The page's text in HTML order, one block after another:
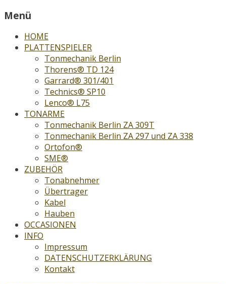
Menü
HOME
PLATTENSPIELER
Tonmechanik Berlin
Thorens® TD 124
Garrard® 301/401
Technics® SP10
Lenco® L75
TONARME
Tonmechanik Berlin ZA 309T
Tonmechanik Berlin ZA 297 und ZA 338
Ortofon®
SME®
ZUBEHÖR
Tonabnehmer
Übertrager
Kabel
Hauben
OCCASIONEN
INFO
Impressum
DATENSCHUTZERKLÄRUNG
Kontakt